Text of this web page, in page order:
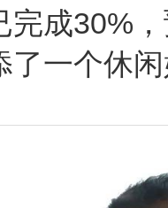
完成30%
了一个休